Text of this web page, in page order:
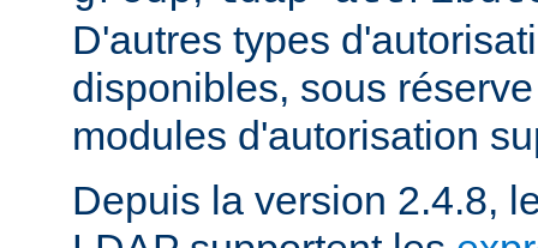
D'autres types
disponibles, sous
modules d'autorisation
Depuis la version 2.4.8,